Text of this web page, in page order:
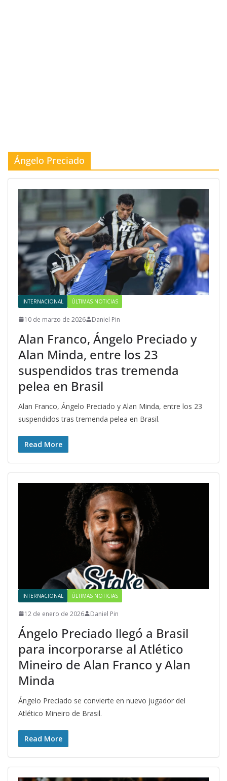
Ángelo Preciado
INTERNACIONAL ÚLTIMAS NOTICIAS
10 de marzo de 2026 Daniel Pin
Alan Franco, Ángelo Preciado y
Alan Minda, entre los 23
suspendidos tras tremenda
pelea en Brasil
Alan Franco, Ángelo Preciado y Alan Minda, entre los 23
suspendidos tras tremenda pelea en Brasil.
Read More
INTERNACIONAL ÚLTIMAS NOTICIAS
12 de enero de 2026 Daniel Pin
Ángelo Preciado llegó a Brasil
para incorporarse al Atlético
Mineiro de Alan Franco y Alan
Minda
Ángelo Preciado se convierte en nuevo jugador del
Atlético Mineiro de Brasil.
Read More